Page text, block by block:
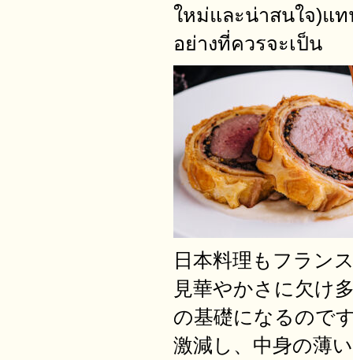
ใหม่และน่าสนใจ)แ
อย่างที่ควรจะเป็น
日本料理もフラン
見華やかさに欠け
の基礎になるので
激減し、中身の薄